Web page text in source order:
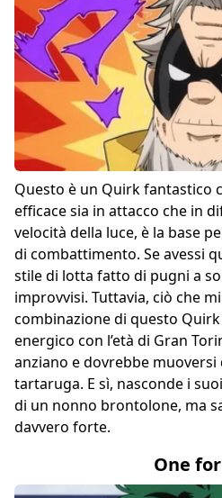
Questo è un Quirk fantastico
efficace sia in attacco che in
velocità della luce, è la base
di combattimento. Se avessi
stile di lotta fatto di pugni a
improvvisi. Tuttavia, ciò che
combinazione di questo
energico con l’età di Gran
anziano e dovrebbe muoversi
tartaruga. E sì, nasconde i
di un nonno brontolone, ma
davvero forte.
One